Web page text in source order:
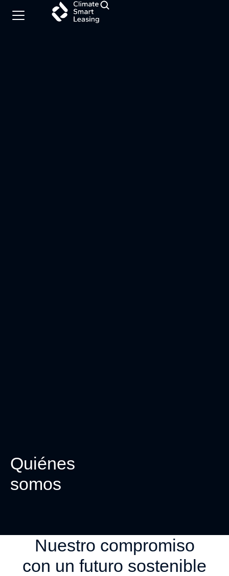
Quiénes
somos
Nuestro compromiso
con un futuro sostenible